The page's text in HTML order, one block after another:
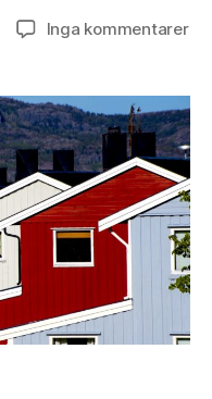
Inga kommentarertill
ett
att